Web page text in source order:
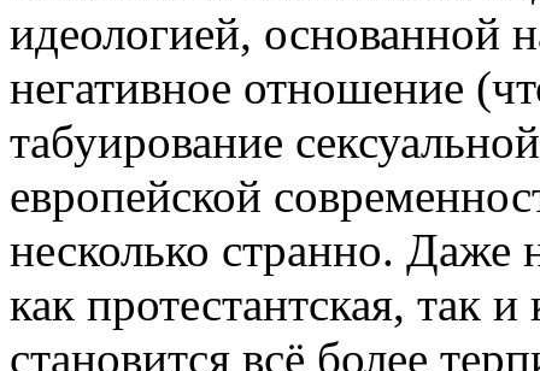
идеологией, основанной
негативное отношение
табуирование
европейской
несколько странно. Даже
как протестантская, так
становится всё более